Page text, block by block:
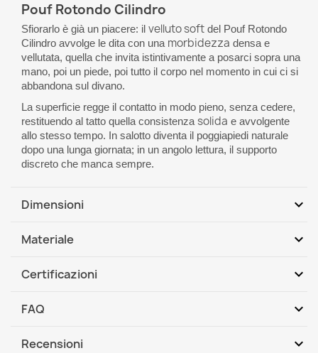
Pouf Rotondo Cilindro
Sfiorarlo è già un piacere: il velluto soft del Pouf Rotondo
Cilindro avvolge le dita con una morbidezza densa e
vellutata, quella che invita istintivamente a posarci sopra una
mano, poi un piede, poi tutto il corpo nel momento in cui ci si
abbandona sul divano.
La superficie regge il contatto in modo pieno, senza cedere,
restituendo al tatto quella consistenza solida e avvolgente
allo stesso tempo. In salotto diventa il poggiapiedi naturale
dopo una lunga giornata; in un angolo lettura, il supporto
discreto che manca sempre.
Dimensioni expand_more
Materiale: velluto certificato
Garanzia rivestimento esterno: 24 mesi
Materiale expand_more
limitata dei liquidi.
Certificazioni expand_more
Prodotto senza ftalati, conforme a
FAQ expand_more
In quali stanze può essere utilizzato il pouf Cilindro?
Recensioni expand_more